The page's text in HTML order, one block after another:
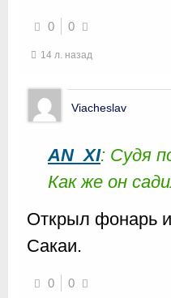
0 0
14 л. назад
Viacheslav
AN_XI: Судя
Как же он
Открыл фонарь
Сакаи.
0 0